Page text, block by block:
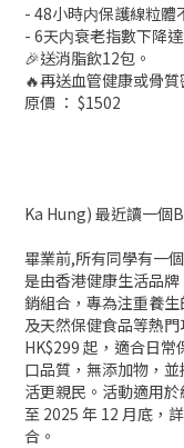
- 48小時内保護線粒體
- 6天内衰老指數下降
🎉送消脂飲12包。
🔥再送血管健康或骨質
原價 ： $1502
Ka Hung) 最近讀一個
畢業前,所有同學有一
是由香港健康生活品
銷組合，專為注重養
及天然保健食品等熱
HK$299 起，適合日
口品質，無添加物，
活更親民。活動適用
至 2025 年 12 月底，
合。